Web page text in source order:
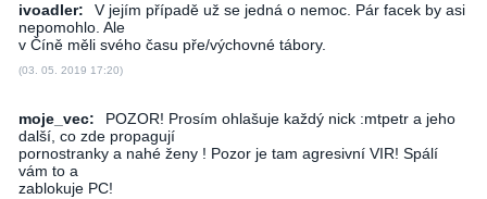
ivoadler:
V jejím případě už se jedná o nemoc. Pár facek by asi
nepomohlo. Ale
v Číně měli svého času pře/výchovné tábory.
(03. 05. 2019 17:20)
moje_vec:
POZOR! Prosím ohlašuje každý nick :mtpetr a jeho
další, co zde propagují
pornostranky a nahé ženy ! Pozor je tam agresivní VIR! Spálí
vám to a
zablokuje PC!